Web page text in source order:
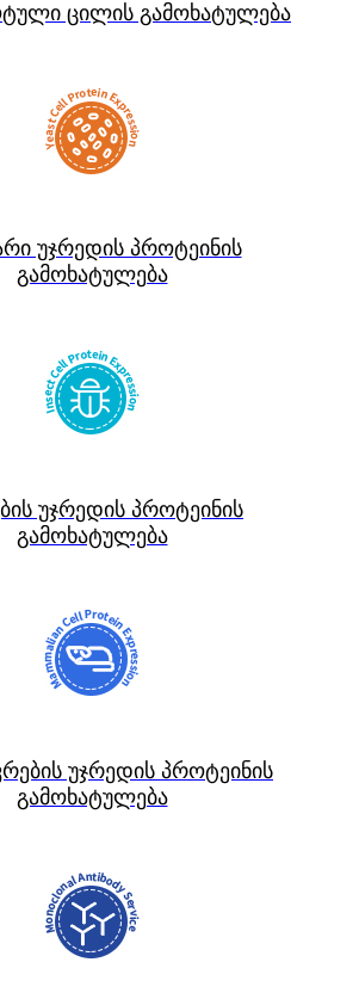
ცილის გამოხატულება
უჯრედის პროტეინის
გამოხატულება
უჯრედის პროტეინის
გამოხატულება
უჯრედის პროტეინის
გამოხატულება